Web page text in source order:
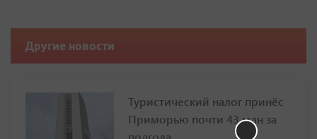
Другие новости
Туристический налог принёс
Приморью почти 43 млн за